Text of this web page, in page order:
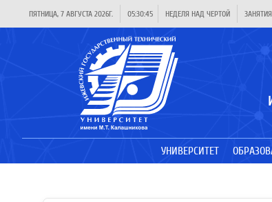
ПЯТНИЦА, 7 АВГУСТА 2026Г. 05:30:45 НЕДЕЛЯ НАД ЧЕРТОЙ
УНИВЕРСИТЕТ